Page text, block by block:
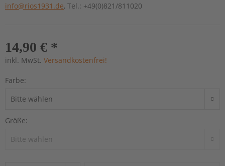
info@rios1931.de, Tel.: +49(0)821/811020
14,90 € *
inkl. MwSt. Versandkostenfrei!
Farbe:
Größe: